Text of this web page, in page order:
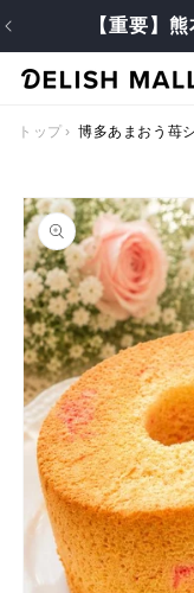
進む
【重要】
トップ 博多あまおう苺
商品情
報にス
キップ